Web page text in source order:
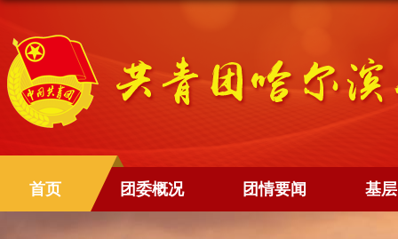
首页 团委概况 团情要闻 基